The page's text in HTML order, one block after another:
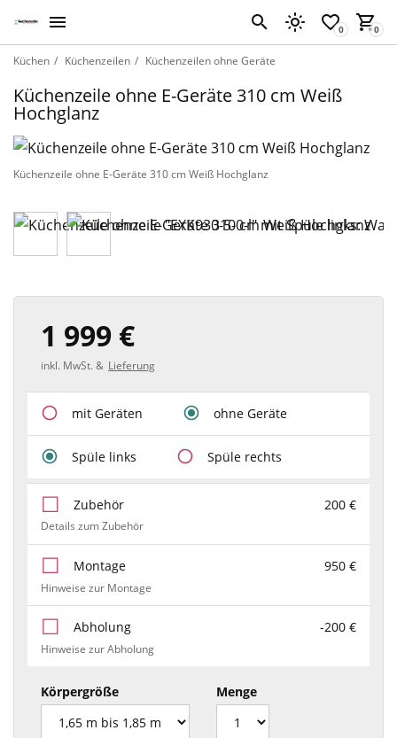
Küchen Küchenzeilen Küchenzeilen ohne Geräte
Küchenzeile ohne E-Geräte 310 cm Weiß
Hochglanz
Küchenzeile ohne E-Geräte 310 cm Weiß Hochglanz
1 999 €
inkl. MwSt. & Lieferung
mit Geräten ohne Geräte
Spüle links Spüle rechts
Zubehör 200 €
Details zum Zubehör
Montage 950 €
Hinweise zur Montage
Abholung -200 €
Hinweise zur Abholung
Körpergröße Menge